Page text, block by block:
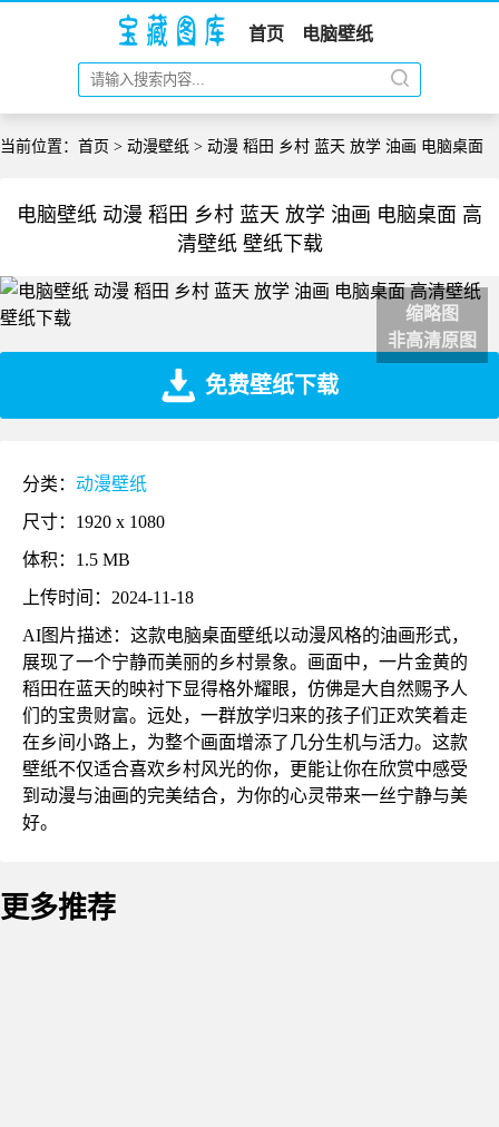
首页 电脑壁纸
当前位置： 首页 > 动漫壁纸 > 动漫 稻田 乡村 蓝天 放学 油画 电脑桌面
电脑壁纸 动漫 稻田 乡村 蓝天 放学 油画 电脑桌面 高
清壁纸 壁纸下载
缩略图
非高清原图
免费壁纸下载
分类： 动漫壁纸
尺寸：1920 x 1080
体积：1.5 MB
上传时间：2024-11-18
AI图片描述：这款电脑桌面壁纸以动漫风格的油画形式，
展现了一个宁静而美丽的乡村景象。画面中，一片金黄的
稻田在蓝天的映衬下显得格外耀眼，仿佛是大自然赐予人
们的宝贵财富。远处，一群放学归来的孩子们正欢笑着走
在乡间小路上，为整个画面增添了几分生机与活力。这款
壁纸不仅适合喜欢乡村风光的你，更能让你在欣赏中感受
到动漫与油画的完美结合，为你的心灵带来一丝宁静与美
好。
更多推荐